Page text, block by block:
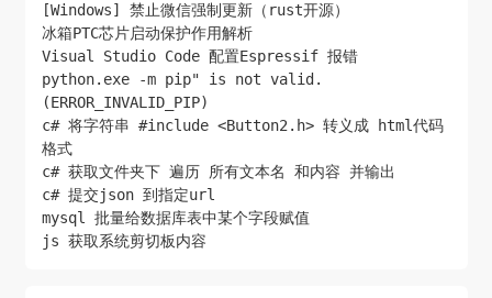
[Windows] 禁止微信强制更新（rust开源）
冰箱PTC芯片启动保护作用解析
Visual Studio Code 配置Espressif 报错
python.exe -m pip" is not valid.
(ERROR_INVALID_PIP)
c# 将字符串 #include <Button2.h> 转义成 html代码
格式
c# 获取文件夹下 遍历 所有文本名 和内容 并输出
c# 提交json 到指定url
mysql 批量给数据库表中某个字段赋值
js 获取系统剪切板内容